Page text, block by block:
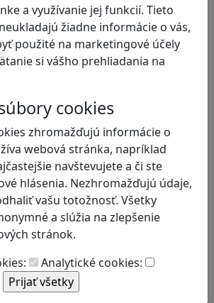
a využívanie jej funkcií. Tieto
žiadne informácie o vás,
použité na marketingové účely
si vášho prehliadania na
cookies
zhromažďujú informácie o
webová stránka, napríklad
navštevujete a či ste
hlásenia. Nezhromažďujú údaje,
vašu totožnosť. Všetky
a slúžia na zlepšenie
stránok.
Analytické cookies:
AR: Vráťte sa do
ríša siahala až po
mobilná hra, ktorá ponúka…
Mimi a Lízy vo
neoddeliteľných
aj ako herné postavy